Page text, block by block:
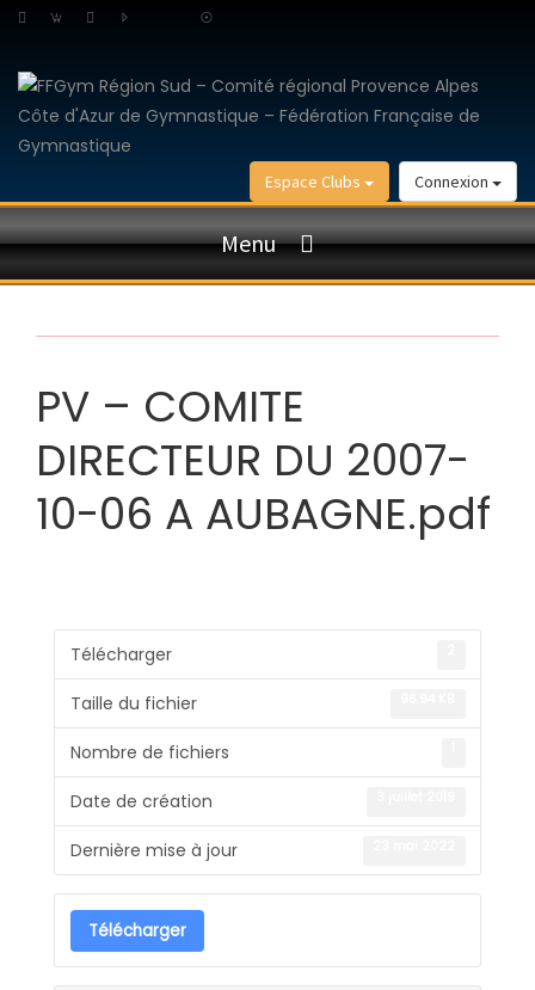
Connexion
Espace Clubs
Menu
PV – COMITE
DIRECTEUR DU 2007-
10-06 A AUBAGNE.pdf
Télécharger
Taille du fichier
Nombre de fichiers
Date de création
Dernière mise à jour
Télécharger